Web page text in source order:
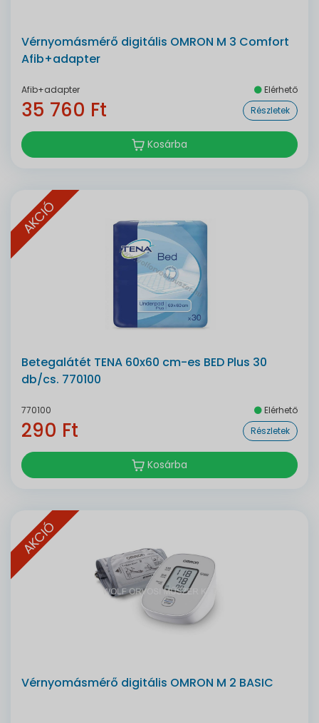
Vérnyomásmérő digitális OMRON M 3 Comfort
Afib+adapter
Afib+adapter Elérhető
35 760 Ft Részletek
Kosárba
AKCIÓ
Betegalátét TENA 60x60 cm-es BED Plus 30
db/cs. 770100
770100 Elérhető
290 Ft Részletek
Kosárba
AKCIÓ
Vérnyomásmérő digitális OMRON M 2 BASIC